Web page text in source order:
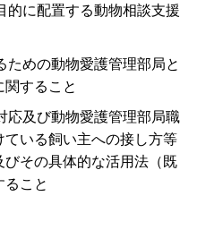
的に配置する動物相談支援
ための動物愛護管理部局と
すること
応及び動物愛護管理部局職
ている飼い主への接し方等
その具体的な活用法（既
こと